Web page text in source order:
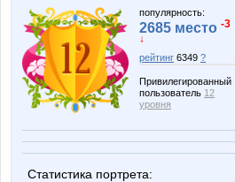
популярность:
2685 место -3
↓
рейтинг 6349 ?
Привилегированный
пользователь 12
уровня
Статистика портрета: